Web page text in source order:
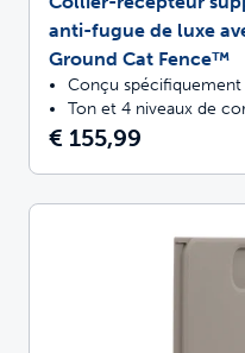
anti-fugue de luxe
Ground Cat Fence™
Conçu spécifiquement
Ton et 4 niveaux de
€ 155,99